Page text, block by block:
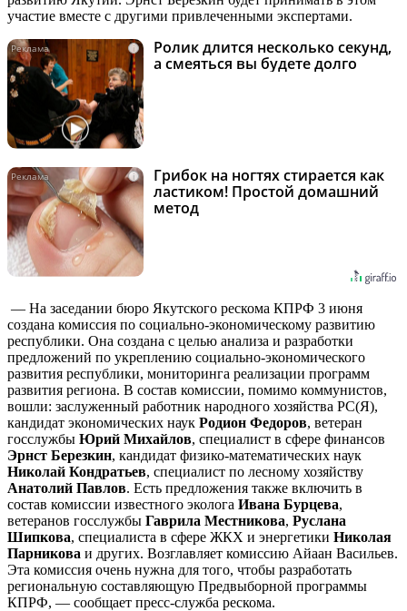
участие вместе с другими привлеченными экспертами.
i
Ролик длится несколько секунд,
а смеяться вы будете долго
i
Грибок на ногтях стирается как
ластиком! Простой домашний
метод
— На заседании бюро Якутского рескома КПРФ 3 июня
создана комиссия по социально-экономическому развитию
республики. Она создана с целью анализа и разработки
предложений по укреплению социально-экономического
развития республики, мониторинга реализации программ
развития региона. В состав комиссии, помимо коммунистов,
вошли: заслуженный работник народного хозяйства РС(Я),
кандидат экономических наук Родион Федоров, ветеран
госслужбы Юрий Михайлов, специалист в сфере финансов
Эрнст Березкин, кандидат физико-математических наук
Николай Кондратьев, специалист по лесному хозяйству
Анатолий Павлов. Есть предложения также включить в
состав комиссии известного эколога Ивана Бурцева,
ветеранов госслужбы Гаврила Местникова, Руслана
Шипкова, специалиста в сфере ЖКХ и энергетики Николая
Парникова и других. Возглавляет комиссию Айаан Васильев.
Эта комиссия очень нужна для того, чтобы разработать
региональную составляющую Предвыборной программы
КПРФ, — сообщает пресс-служба рескома.